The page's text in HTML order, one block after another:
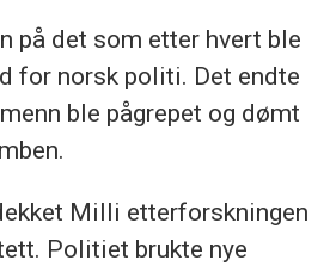
på det som etter hvert ble
for norsk politi. Det endte
ble pågrepet og dømt
Milli etterforskningen
Politiet brukte nye